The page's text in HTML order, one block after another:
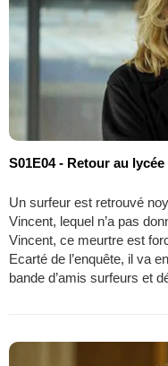
S01E04 - Retour au lycée
Un surfeur est retrouvé
Vincent, lequel n’a pas
Vincent, ce meurtre est
Ecarté de l’enquête, il va
bande d’amis surfeurs et